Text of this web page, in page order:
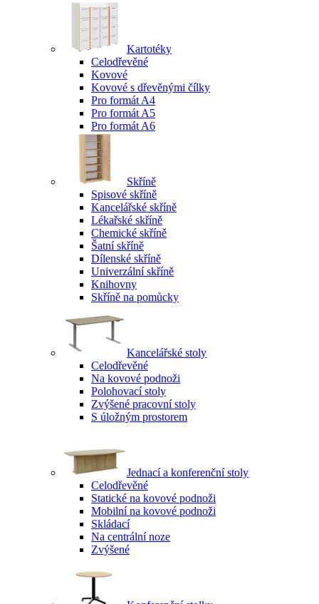
Kartotéky
Celodřevěné
Kovové
Kovové s dřevěnými čílky
Pro formát A4
Pro formát A5
Pro formát A6
Skříně
Spisové skříně
Kancelářské skříně
Lékařské skříně
Chemické skříně
Šatní skříně
Dílenské skříně
Univerzální skříně
Knihovny
Skříně na pomůcky
Kancelářské stoly
Celodřevěné
Na kovové podnoži
Polohovací stoly
Zvýšené pracovní stoly
S úložným prostorem
Jednací a konferenční stoly
Celodřevěné
Statické na kovové podnoži
Mobilní na kovové podnoži
Skládací
Na centrální noze
Zvýšené